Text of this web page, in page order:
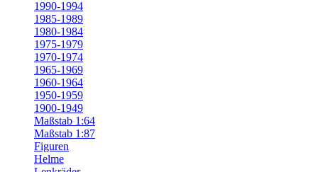
1990-1994
1985-1989
1980-1984
1975-1979
1970-1974
1965-1969
1960-1964
1950-1959
1900-1949
Maßstab 1:64
Maßstab 1:87
Figuren
Helme